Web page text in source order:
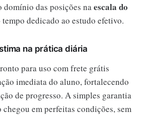
domínio das posições naescala do
dedicado ao estudo efetivo.
na prática diária
para uso com frete grátis
imediata do aluno, fortalecendo
de progresso. A simples garantia
em perfeitas condições, sem